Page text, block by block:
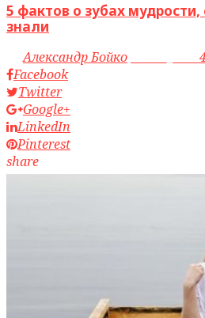
5 фактов о зубах
знали
byАлександр Бойко
Facebook
Twitter
Google+
LinkedIn
Pinterest
share